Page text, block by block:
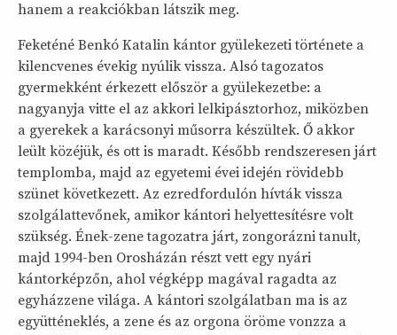
hanem a reakciókban látszik meg.
Feketéné Benkó Katalin kántor gyülekezeti története a
kilencvenes évekig nyúlik vissza. Alsó tagozatos
gyermekként érkezett először a gyülekezetbe: a
nagyanyja vitte el az akkori lelkipásztorhoz, miközben
a gyerekek a karácsonyi műsorra készültek. Ő akkor
leült közéjük, és ott is maradt. Később rendszeresen járt
templomba, majd az egyetemi évei idején rövidebb
szünet következett. Az ezredfordulón hívták vissza
szolgálattevőnek, amikor kántori helyettesítésre volt
szükség. Ének-zene tagozatra járt, zongorázni tanult,
majd 1994-ben Orosházán részt vett egy nyári
kántorképzőn, ahol végképp magával ragadta az
egyházzene világa. A kántori szolgálatban ma is az
együtténeklés, a zene és az orgona öröme vonzza a